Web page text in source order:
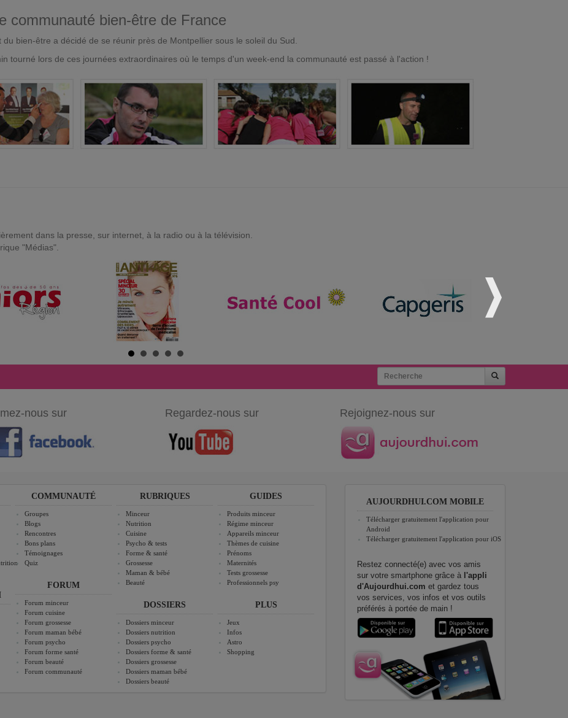
communauté bien-être de France
bien-être a décidé de se réunir près de Montpellier sous le soleil du Sud.
tourné lors de ces journées extraordinaires où le temps d'un week-end la communauté est passé à l'action !
dans la presse, sur internet, à la radio ou à la télévision.
"Médias".
nous sur Regardez-nous sur Rejoignez-nous sur
COMMUNAUTÉ
Groupes
Blogs
Rencontres
Bons plans
Témoignages
Quiz
FORUM
Forum minceur
Forum cuisine
Forum grossesse
Forum maman bébé
Forum psycho
Forum forme santé
Forum beauté
Forum communauté
RUBRIQUES
Minceur
Nutrition
Cuisine
Psycho & tests
Forme & santé
Grossesse
Maman & bébé
Beauté
DOSSIERS
Dossiers minceur
Dossiers nutrition
Dossiers psycho
Dossiers forme & santé
Dossiers grossesse
Dossiers maman bébé
Dossiers beauté
GUIDES
Produits minceur
Régime minceur
Appareils minceur
Thèmes de cuisine
Prénoms
Maternités
Tests grossesse
Professionnels psy
PLUS
Jeux
Infos
Astro
Shopping
AUJOURDHUI.COM MOBILE
Télécharger gratuitement l'application pour
Android
Télécharger gratuitement l'application pour iOS
Restez connecté(e) avec vos amis
sur votre smartphone grâce à l'appli
d'Aujourdhui.com et gardez tous
vos services, vos infos et vos outils
préférés à portée de main !